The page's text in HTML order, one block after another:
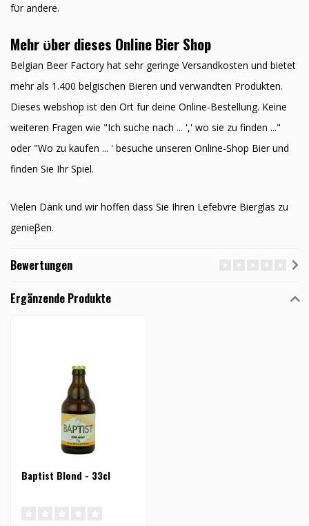
fϋr andere.
Mehr ϋber dieses Online Bier Shop
Belgian Beer Factory hat sehr geringe Versandkosten und bietet
mehr als 1.400 belgischen Bieren und verwandten Produkten.
Dieses webshop ist den Ort fur deine Online-Bestellung. Keine
weiteren Fragen wie "Ich suche nach ... ',' wo sie zu finden ..."
oder "Wo zu kaufen ... ' besuche unseren Online-Shop Bier und
finden Sie Ihr Spiel.
Vielen Dank und wir hoffen dass Sie Ihren Lefebvre Bierglas zu
genieβen.
Bewertungen
Ergänzende Produkte
Baptist Blond - 33cl